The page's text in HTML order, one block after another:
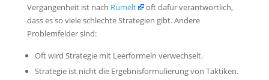
Vergangenheit ist nach Rumelt
oft dafür verantwortlich,
dass es so viele schlechte Strategien gibt. Andere
Problemfelder sind:
Oft wird Strategie mit Leerformeln verwechselt.
Strategie ist nicht die Ergebnisformulierung von Taktiken.